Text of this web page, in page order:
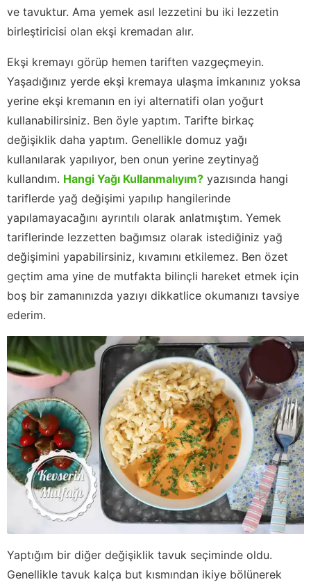
ve tavuktur. Ama yemek asıl lezzetini bu iki lezzetin
birleştiricisi olan ekşi kremadan alır.
Ekşi kremayı görüp hemen tariften vazgeçmeyin.
Yaşadığınız yerde ekşi kremaya ulaşma imkanınız yoksa
yerine ekşi kremanın en iyi alternatifi olan yoğurt
kullanabilirsiniz. Ben öyle yaptım. Tarifte birkaç
değişiklik daha yaptım. Genellikle domuz yağı
kullanılarak yapılıyor, ben onun yerine zeytinyağ
kullandım. Hangi Yağı Kullanmalıyım? yazısında hangi
tariflerde yağ değişimi yapılıp hangilerinde
yapılamayacağını ayrıntılı olarak anlatmıştım. Yemek
tariflerinde lezzetten bağımsız olarak istediğiniz yağ
değişimini yapabilirsiniz, kıvamını etkilemez. Ben özet
geçtim ama yine de mutfakta bilinçli hareket etmek için
boş bir zamanınızda yazıyı dikkatlice okumanızı tavsiye
ederim.
Yaptığım bir diğer değişiklik tavuk seçiminde oldu.
Genellikle tavuk kalça but kısmından ikiye bölünerek